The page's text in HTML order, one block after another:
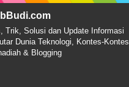
Trik, Solusi dan Update Informasi
Dunia Teknologi, Kontes-Kontes
& Blogging